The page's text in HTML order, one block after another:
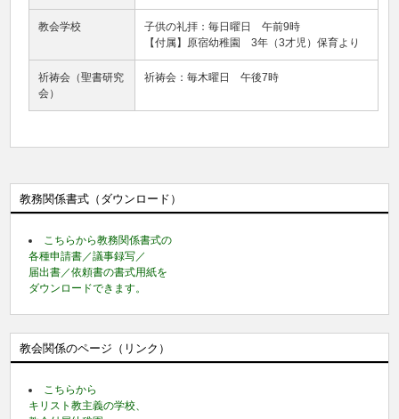
教会学校
子供の礼拝：毎日曜日 午前9時
【付属】原宿幼稚園 3年（3才児）保育より
祈祷会（聖書研究
会）
祈祷会：毎木曜日 午後7時
教務関係書式（ダウンロード）
こちらから教務関係書式の
各種申請書／議事録写／
届出書／依頼書の書式用紙を
ダウンロードできます。
教会関係のページ（リンク）
こちらから
キリスト教主義の学校、